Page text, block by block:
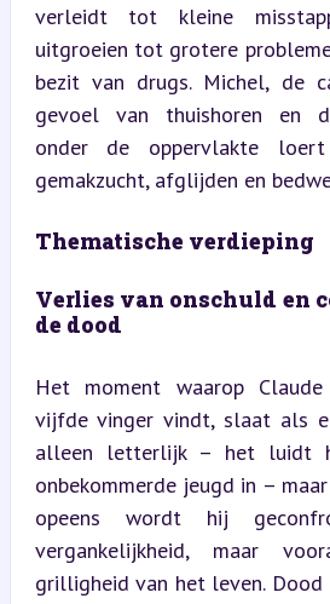
verleidt tot kleine
uitgroeien tot grotere
bezit van drugs. Michel, de
gevoel van thuishoren en
onder de oppervlakte
gemakzucht, afglijden en
Thematische verdieping
Verlies van onschuld en
de dood
Het moment waarop
vijfde vinger vindt, slaat als
alleen letterlijk – het luidt
onbekommerde jeugd in –
opeens wordt hij
vergankelijkheid, maar
grilligheid van het leven. Dood